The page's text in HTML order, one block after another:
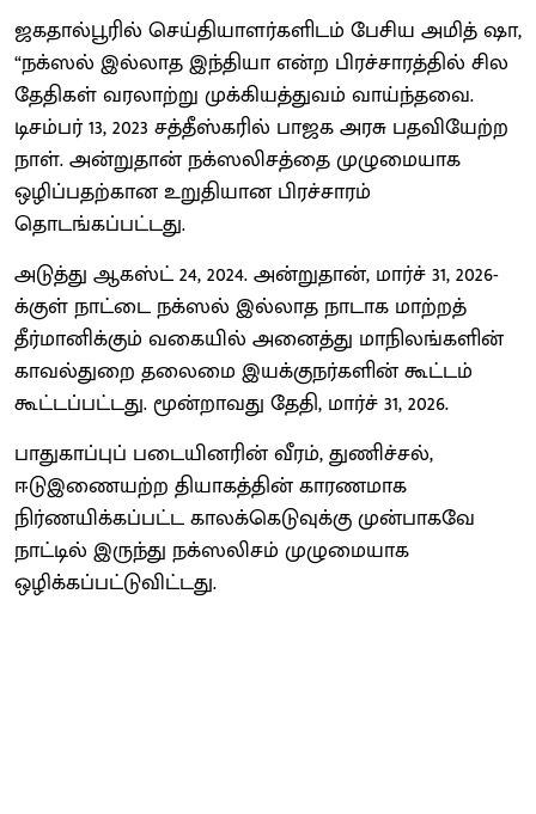
ஜகதால்பூரில் செய்தியாளர்களிடம் பேசிய அமித் ஷா,
“நக்ஸல் இல்லாத இந்தியா என்ற பிரச்சாரத்தில் சில
தேதிகள் வரலாற்று முக்கியத்துவம் வாய்ந்தவை.
டிசம்பர் 13, 2023 சத்தீஸ்கரில் பாஜக அரசு பதவியேற்ற
நாள். அன்றுதான் நக்ஸலிசத்தை முழுமையாக
ஒழிப்பதற்கான உறுதியான பிரச்சாரம்
தொடங்கப்பட்டது.
அடுத்து ஆகஸ்ட் 24, 2024. அன்றுதான், மார்ச் 31, 2026-
க்குள் நாட்டை நக்ஸல் இல்லாத நாடாக மாற்றத்
தீர்மானிக்கும் வகையில் அனைத்து மாநிலங்களின்
காவல்துறை தலைமை இயக்குநர்களின் கூட்டம்
கூட்டப்பட்டது. மூன்றாவது தேதி, மார்ச் 31, 2026.
பாதுகாப்புப் படையினரின் வீரம், துணிச்சல்,
ஈடுஇணையற்ற தியாகத்தின் காரணமாக
நிர்ணயிக்கப்பட்ட காலக்கெடுவுக்கு முன்பாகவே
நாட்டில் இருந்து நக்ஸலிசம் முழுமையாக
ஒழிக்கப்பட்டுவிட்டது.